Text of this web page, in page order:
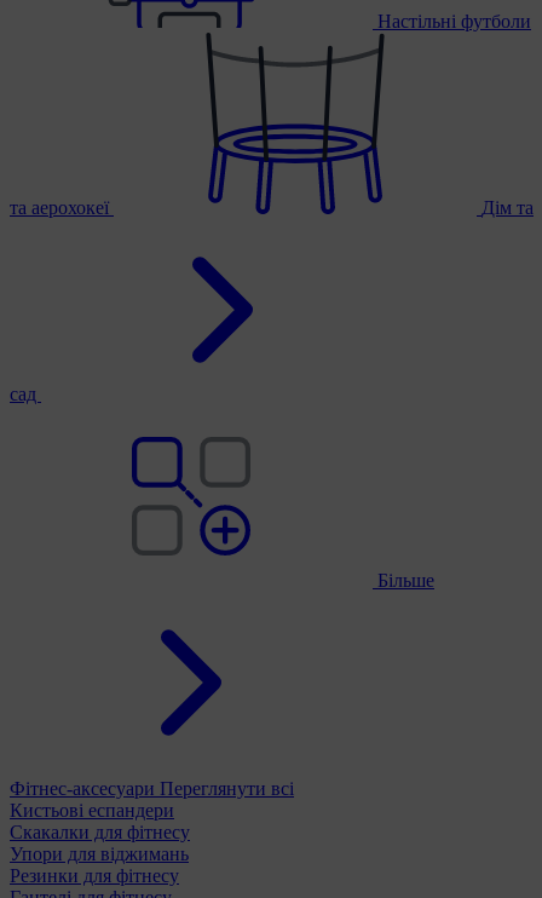
Настільні футболи
та аерохокеї Дім та
сад
Більше
Фітнес-аксесуари Переглянути всі
Кистьові еспандери
Скакалки для фітнесу
Упори для віджимань
Резинки для фітнесу